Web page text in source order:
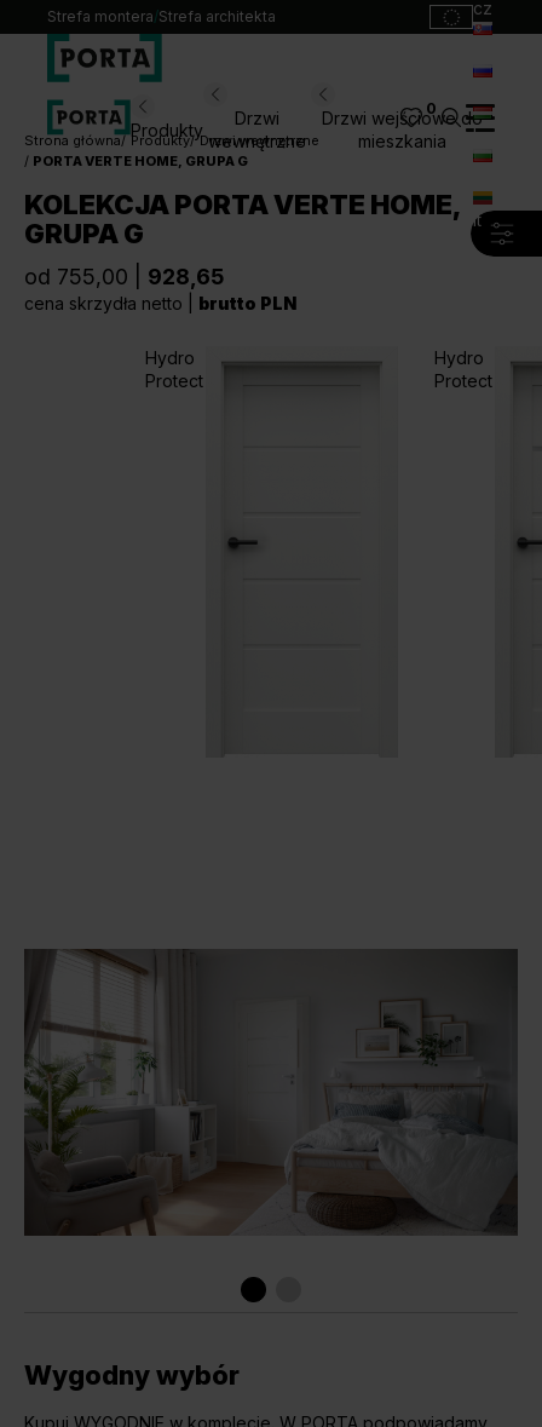
Strefa montera/Strefa architekta cz
hu
lt
Produkty
Drzwi
wewnętrzne
Drzwi wejściowe do
mieszkania
0
Wybierz swoje drzwi
Produkty
Punkty sprzedaży
Kontakt
Pliki do pobrania
Strona główna Produkty
Drzwi wewnętrzne
PORTA VERTE HOME, GRUPA G
KOLEKCJA PORTA VERTE HOME,
GRUPA G
od 755,00 | 928,65
cena skrzydła netto | brutto PLN
Hydro
Protect
Hydro
Protect
Wygodny wybór